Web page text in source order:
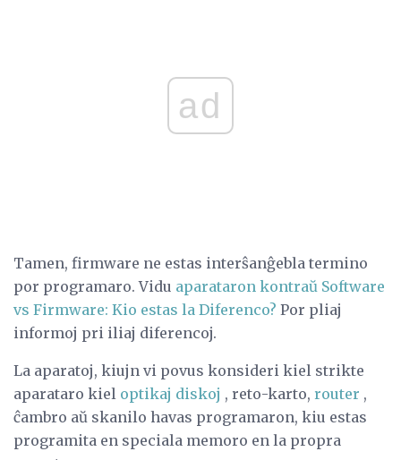
ad
Tamen, firmware ne estas interŝanĝebla termino
por programaro. Vidu aparataron kontraŭ Software
vs Firmware: Kio estas la Diferenco? Por pliaj
informoj pri iliaj diferencoj.
La aparatoj, kiujn vi povus konsideri kiel strikte
aparataro kiel optikaj diskoj , reto-karto, router ,
ĉambro aŭ skanilo havas programaron, kiu estas
programita en speciala memoro en la propra